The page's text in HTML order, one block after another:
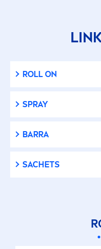
ROLL ON
SPRAY
BARRA
SACHETS